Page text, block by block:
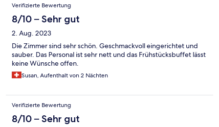
Verifizierte Bewertung
8/10 – Sehr gut
2. Aug. 2023
Die Zimmer sind sehr schön. Geschmackvoll eingerichtet und
sauber. Das Personal ist sehr nett und das Frühstücksbuffet lässt
keine Wünsche offen.
Susan, Aufenthalt von 2 Nächten
Verifizierte Bewertung
8/10 – Sehr gut